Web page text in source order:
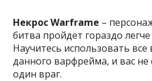
Некрос Warframe –
битва пройдет гораздо
Научитесь использовать
данного варфрейма, и вас
один враг.